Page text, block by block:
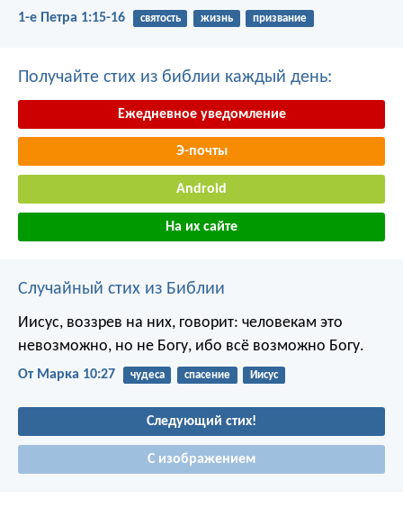
1-е Петра 1:15-16 святость жизнь призвание
Получайте стих из библии каждый день:
Ежедневное уведомление
Э-почты
Android
На их сайте
Случайный стих из Библии
Иисус, воззрев на них, говорит: человекам это
невозможно, но не Богу, ибо всё возможно Богу.
От Марка 10:27 чудеса спасение Иисус
Следующий стих!
С изображением